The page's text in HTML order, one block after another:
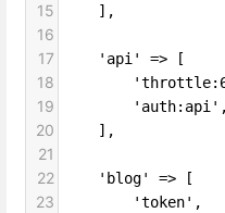
15
    ],
16
17
    'api' => [
18
19
        'auth:api',
20
    ],
21
22
    'blog' => [
23
        'token',